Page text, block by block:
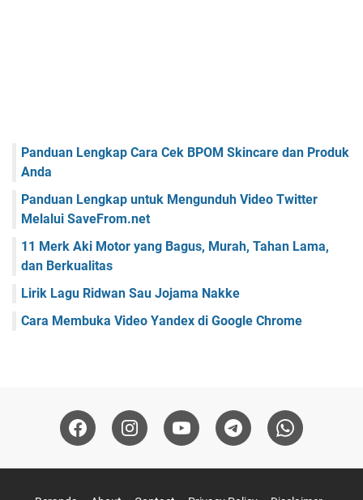
Panduan Lengkap Cara Cek BPOM Skincare dan Produk
Anda
Panduan Lengkap untuk Mengunduh Video Twitter
Melalui SaveFrom.net
11 Merk Aki Motor yang Bagus, Murah, Tahan Lama,
dan Berkualitas
Lirik Lagu Ridwan Sau Jojama Nakke
Cara Membuka Video Yandex di Google Chrome